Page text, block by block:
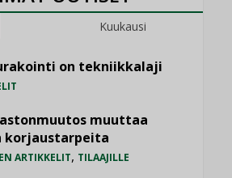
Kuukausi
on tekniikkalaji
muuttaa
korjaustarpeita
ARTIKKELIT, TILAAJILLE